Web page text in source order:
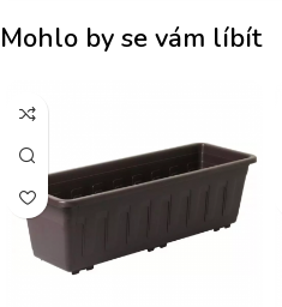
Mohlo by se vám líbít